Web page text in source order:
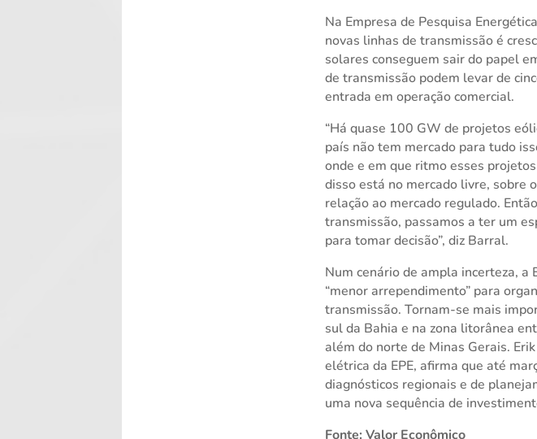
Na Empresa de Pesquisa
novas linhas de transmissão é
solares conseguem sair do papel
de transmissão podem levar de
entrada em operação comercial.
“Há quase 100 GW de projetos
país não tem mercado para tudo
onde e em que ritmo esses
disso está no mercado livre, sobre
relação ao mercado regulado.
transmissão, passamos a ter um
para tomar decisão”, diz Barral.
Num cenário de ampla incerteza, a
“menor arrependimento” para
transmissão. Tornam-se mais
sul da Bahia e na zona litorânea
além do norte de Minas Gerais.
elétrica da EPE, afirma que até
diagnósticos regionais e de
uma nova sequência de
Fonte: Valor Econômico